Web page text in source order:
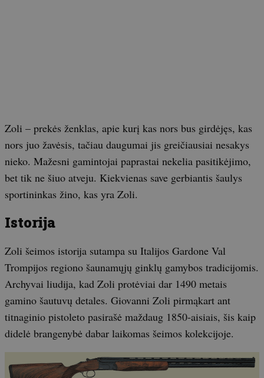
Zoli – prekės ženklas, apie kurį kas nors bus girdėjęs, kas
nors juo žavėsis, tačiau daugumai jis greičiausiai nesakys
nieko. Mažesni gamintojai paprastai nekelia pasitikėjimo,
bet tik ne šiuo atveju. Kiekvienas save gerbiantis šaulys
sportininkas žino, kas yra Zoli.
Istorija
Zoli šeimos istorija sutampa su Italijos Gardone Val
Trompijos regiono šaunamųjų ginklų gamybos tradicijomis.
Archyvai liudija, kad Zoli protėviai dar 1490 metais
gamino šautuvų detales. Giovanni Zoli pirmąkart ant
titnaginio pistoleto pasirašė maždaug 1850-aisiais, šis kaip
didelė brangenybė dabar laikomas šeimos kolekcijoje.